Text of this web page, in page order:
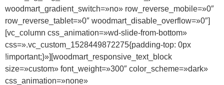
woodmart_gradient_switch=»no» row_reverse_mobile=»0″
row_reverse_tablet=»0″ woodmart_disable_overflow=»0″]
[vc_column css_animation=»wd-slide-from-bottom»
css=».vc_custom_1528449872275{padding-top: 0px
!important;}»][woodmart_responsive_text_block
size=»custom» font_weight=»300″ color_scheme=»dark»
css_animation=»none»